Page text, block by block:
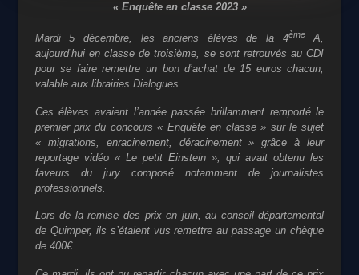
« Enquête en classe 2023 »
Mardi 5 décembre, les anciens élèves de la 4èmeA,
aujourd’hui en classe de troisième, se sont retrouvés au CDI
pour se faire remettre un bon d’achat de 15 euros chacun,
valable aux librairies Dialogues.
Ces élèves avaient l’année passée brillamment remporté le
premier prix du concours « Enquête en classe » sur le sujet
« migrations, enracinement, déracinement » grâce à leur
reportage vidéo « Le petit Einstein », qui avait obtenu les
faveurs du jury composé notamment de journalistes
professionnels.
Lors de la remise des prix en juin, au conseil départemental
de Quimper, ils s’étaient vus remettre au passage un chèque
de 400€.